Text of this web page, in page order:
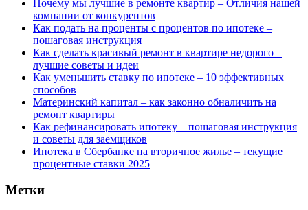
Почему мы лучшие в ремонте квартир – Отличия нашей
компании от конкурентов
Как подать на проценты с процентов по ипотеке –
пошаговая инструкция
Как сделать красивый ремонт в квартире недорого –
лучшие советы и идеи
Как уменьшить ставку по ипотеке – 10 эффективных
способов
Материнский капитал – как законно обналичить на
ремонт квартиры
Как рефинансировать ипотеку – пошаговая инструкция
и советы для заемщиков
Ипотека в Сбербанке на вторичное жилье – текущие
процентные ставки 2025
Метки